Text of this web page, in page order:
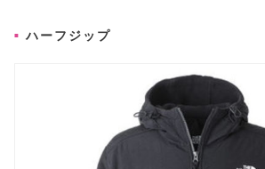
ハーフジップ